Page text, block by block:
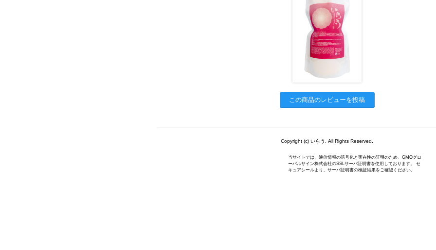
この商品のレビューを投稿
Copyright (c) いらう. All Rights Reserved.
当サイトでは、通信情報の暗号化と実在性の証明のため、GMOグロ
ーバルサイン株式会社のSSLサーバ証明書を使用しております。 セ
キュアシールより、サーバ証明書の検証結果をご確認ください。